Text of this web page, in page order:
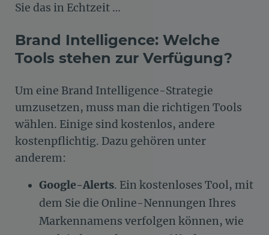
Sie das in Echtzeit …
Brand Intelligence: Welche
Tools stehen zur Verfügung?
Um eine Brand Intelligence-Strategie
umzusetzen, muss man die richtigen Tools
wählen. Einige sind kostenlos, andere
kostenpflichtig. Dazu gehören unter
anderem:
Google-Alerts. Ein kostenloses Tool, mit
dem Sie die Online-Nennungen Ihres
Markennamens verfolgen können, wie